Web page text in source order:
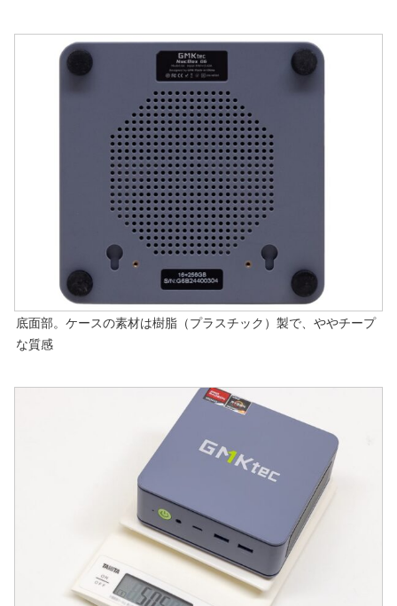
底面部。ケースの素材は樹脂（プラスチック）製で、ややチープ
な質感